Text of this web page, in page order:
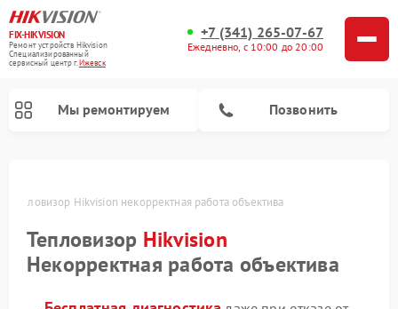
FIX-HIKVISION
Ремонт устройств Hikvision
Специализированный
cервисный центр г.Ижевск
+7 (341) 265-07-67
Ежедневно, с 10:00 до 20:00
Мы ремонтируем Позвонить
Тепловизор Hikvision некорректная работа объектива
Тепловизор Hikvision
Некорректная работа объектива